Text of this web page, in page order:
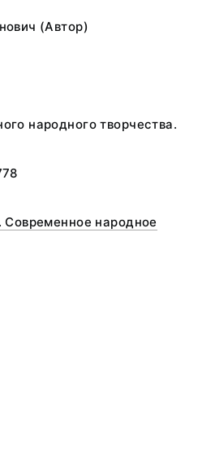
(Автор)
народного творчества.
народное